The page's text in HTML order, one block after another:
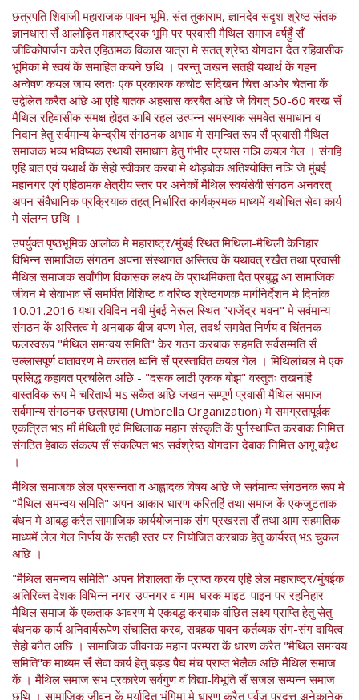
छत्रपति शिवाजी महाराजक पावन भूमि, संत तुकाराम, ज्ञानदेव सदृश श्रेष्ठ संतक
ज्ञानधारा सँ आलोड़ित महाराष्ट्रक भूमि पर प्रवासी मैथिल समाज वर्षहुँ सँ
जीविकोपार्जन करैत एहिठामक विकास यात्रा मे सतत् श्रेष्ठ योगदान दैत रहिवासीक
भूमिका मे स्वयं कें समाहित कयने छथि । परन्तु जखन सतही यथार्थ कें गहन
अन्वेषण कयल जाय स्वतः एक प्रकारक कचोट सदिखन चित्त आओर चेतना कें
उद्वेलित करैत अछि आ एहि बातक अहसास करबैत अछि जे विगत् 50-60 बरख सँ
मैथिल रहिवासीक समक्ष होइत आबि रहल उत्पन्न समस्याक समवेत समाधान व
निदान हेतु सर्वमान्य केन्द्रीय संगठनक अभाव मे समन्वित रूप सँ प्रवासी मैथिल
समाजक भव्य भविष्यक स्थायी समाधान हेतु गंभीर प्रयास नञि कयल गेल । संगहि
एहि बात एवं यथार्थ कें सेहो स्वीकार करबा मे थोड़बोक अतिश्योक्ति नञि जे मुंबई
महानगर एवं एहिठामक क्षेत्रीय स्तर पर अनेकों मैथिल स्वयंसेवी संगठन अनवरत्
अपन संवैधानिक प्रक्रियाक तहत् निर्धारित कार्यक्रमक माध्यमें यथोचित सेवा कार्य
मे संलग्न छथि ।
उपर्युक्त पृष्ठभूमिक आलोक मे महाराष्ट्र/मुंबई स्थित मिथिला-मैथिली केनिहार
विभिन्न सामाजिक संगठन अपना संस्थागत अस्तित्व कें यथावत् रखैत तथा प्रवासी
मैथिल समाजक सर्वांगीण विकासक लक्ष्य कें प्राथमिकता दैत प्रबुद्ध आ सामाजिक
जीवन मे सेवाभाव सँ समर्पित विशिष्ट व वरिष्ठ श्रेष्ठगणक मार्गनिर्देशन मे दिनांक
10.01.2016 यथा रविदिन नवी मुंबई नेरूल स्थित "राजेंद्र भवन" मे सर्वमान्य
संगठन कें अस्तित्व मे अनबाक बीज वपण भेल, तदर्थ समवेत निर्णय व चिंतनक
फलस्वरूप "मैथिल समन्वय समिति" केर गठन करबाक सहमति सर्वसम्मति सँ
उल्लासपूर्ण वातावरण मे करतल ध्वनि सँ प्रस्तावित कयल गेल । मिथिलांचल मे एक
प्रसिद्ध कहावत प्रचलित अछि - "दसक लाठी एकक बोझ" वस्तुतः तखनहिं
वास्तविक रूप मे चरितार्थ भऽ सकैत अछि जखन सम्पूर्ण प्रवासी मैथिल समाज
सर्वमान्य संगठनक छत्रछाया (Umbrella Organization) मे समग्रतापूर्वक
एकत्रित भऽ माँ मैथिली एवं मिथिलाक महान संस्कृति कें पुर्नस्थापित करबाक निमित्त
संगठित हेबाक संकल्प सँ संकल्पित भऽ सर्वश्रेष्ठ योगदान देबाक निमित्त आगू बढ़ैथ
।
मैथिल समाजक लेल प्रसन्नता व आह्लादक विषय अछि जे सर्वमान्य संगठनक रूप मे
"मैथिल समन्वय समिति" अपन आकार धारण करितहिं तथा समाज कें एकजुटताक
बंधन मे आबद्ध करैत सामाजिक कार्ययोजनाक संग प्रखरता सँ तथा आम सहमतिक
माध्यमें लेल गेल निर्णय कें सतही स्तर पर नियोजित करबाक हेतु कार्यरत् भऽ चुकल
अछि ।
"मैथिल समन्वय समिति" अपन विशालता कें प्राप्त करय एहि लेल महाराष्ट्र/मुंबईक
अतिरिक्त देशक विभिन्न नगर-उपनगर व गाम-घरक माइट-पाइन पर रहनिहार
मैथिल समाज कें एकताक आवरण मे एकबद्ध करबाक वांछित लक्ष्य प्राप्ति हेतु सेतु-
बंधनक कार्य अनिवार्यरूपेण संचालित करब, सबहक पावन कर्तव्यक संग-संग दायित्व
सेहो बनैत अछि । सामाजिक जीवनक महान परम्परा कें धारण करैत "मैथिल समन्वय
समिति"क माध्यम सँ सेवा कार्य हेतु बड्ड पैघ मंच प्राप्त भेलैक अछि मैथिल समाज
कें । मैथिल समाज सभ प्रकारेण सर्वगुण व विद्या-विभूति सँ सजल सम्पन्न समाज
छथि । सामाजिक जीवन कें मर्यादित भंगिमा मे धारण करैत पूर्वज प्रदत्त अनेकानेक